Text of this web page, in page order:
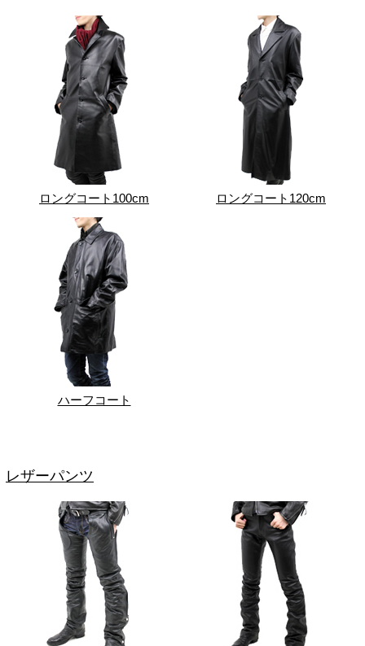
ロングコート100cm ロングコート120cm
ハーフコート
レザーパンツ